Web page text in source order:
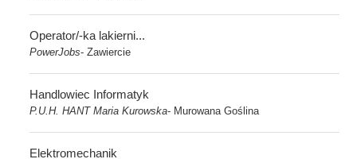
Operator/-ka lakierni...
PowerJobs-Zawiercie
Handlowiec Informatyk
P.U.H. HANT Maria Kurowska- Murowana Goślina
Elektromechanik